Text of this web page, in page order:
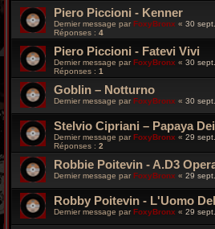
Piero Piccioni - Kenner
Dernier message par FoxyBronx « 30
Réponses : 4
Piero Piccioni - Fatevi Vivi
Dernier message parFoxyBronx « 30
Réponses : 1
Goblin – Notturno
Dernier message par FoxyBronx « 30
Stelvio Cipriani – Papaya
Dernier message parFoxyBronx « 29
Réponses : 2
Robbie Poitevin - A.D3
Dernier message par FoxyBronx « 29
Robby Poitevin - L'Uomo
Dernier message parFoxyBronx « 29